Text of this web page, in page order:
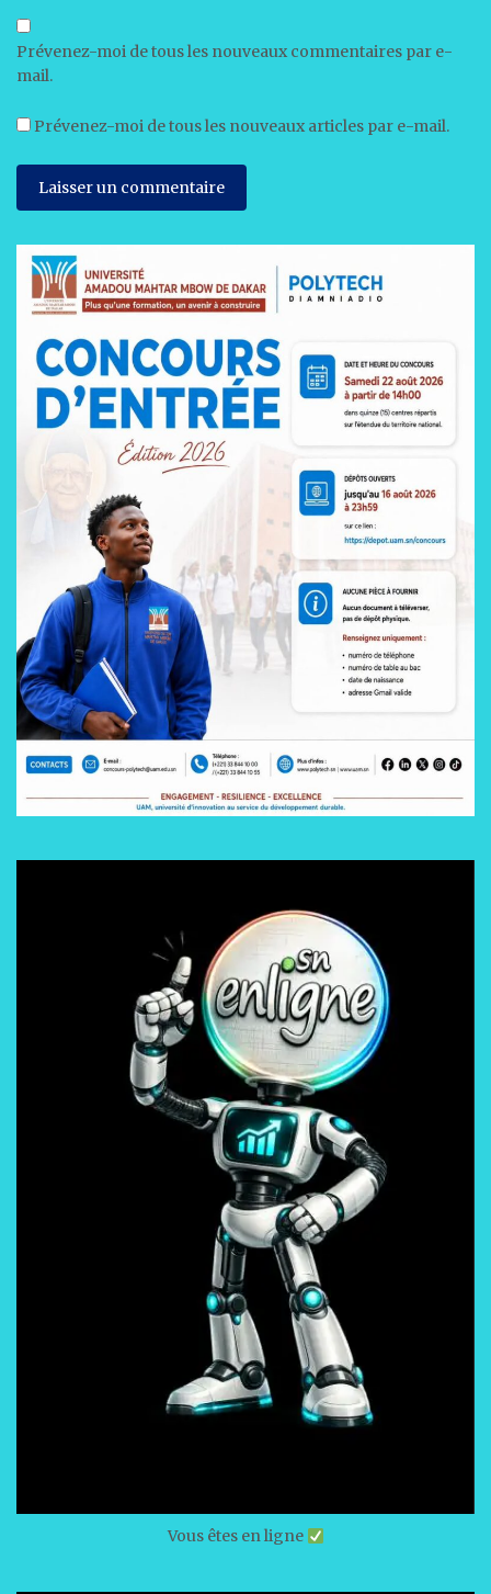
Prévenez-moi de tous les nouveaux commentaires par e-
mail.
Prévenez-moi de tous les nouveaux articles par e-mail.
Vous êtes en ligne